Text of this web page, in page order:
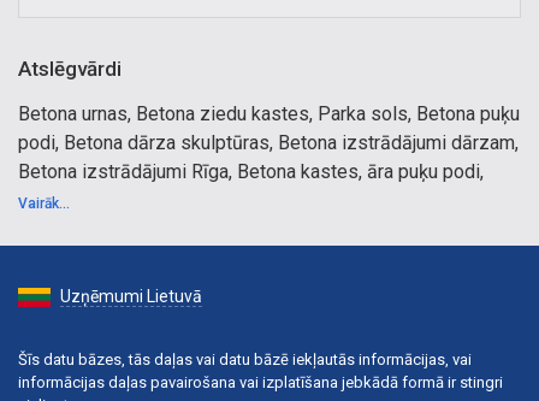
Atslēgvārdi
Betona urnas, Betona ziedu kastes, Parka sols, Betona puķu
podi, Betona dārza skulptūras, Betona izstrādājumi dārzam,
Betona izstrādājumi Rīga, Betona kastes, āra puķu podi,
Betona izstrādājumi dārzam, Latvijā ražots
Vairāk...
Uzņēmumi Lietuvā
Šīs datu bāzes, tās daļas vai datu bāzē iekļautās informācijas, vai
informācijas daļas pavairošana vai izplatīšana jebkādā formā ir stingri